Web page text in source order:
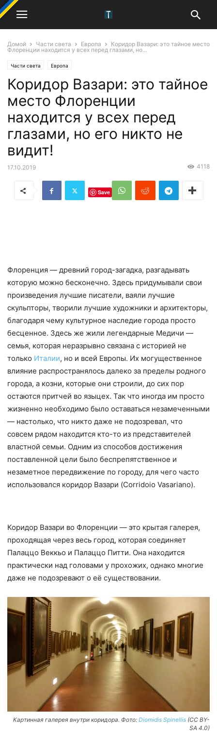
Домой Части света Европа
Коридор Вазари: это тайное место
Флоренции находится у всех перед глазами, но...
Части света Европа
Коридор Вазари: это тайное
место Флоренции
находится у всех перед
глазами, но его никто не
видит!
17.10.2019 4118
Save
Флоренция — древний город-загадка, разгадывать
которую можно бесконечно. Здесь придумывали свои
произведения лучшие писатели, ваяли лучшие
скульпторы, творили лучшие художники и архитекторы,
благодаря чему культурное наследие города просто
бесценное. Здесь же жили легендарные Медичи —
семья, которая неразрывно связана с историей не
только Италии, но и всей Европы. Их могущественное
влияние распространялось далеко за пределы родного
города, а козни, которые они строили, до сих пор
остаются притчей во языцех. Так что иногда им просто
жизненно необходимо было оставаться незамеченными
— настолько, что никто даже не подозревал, что
совсем рядом находится кто-то из представителей
властной семьи. Одним из способов достижения
поставленной цели было беспрепятственное и
незаметное передвижение по городу, для чего часто
использовался коридор Вазари (Corridoio Vasariano).
Коридор Вазари во Флоренции — это крытая галерея,
проходящая через весь город, которая соединяет
Палаццо Веккьо и Палаццо Питти. Она находится
практически над головами у прохожих, однако многие
даже не подозревают о её существовании.
Картинная галерея внутри коридора. Фото: Diomidis Spinellis (CC BY-
SA 4.0)